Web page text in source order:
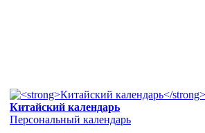
Китайский календарь
Персональный календарь